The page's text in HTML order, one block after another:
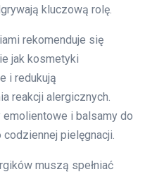
kluczową rolę.
rekomenduje się
jak kosmetyki
i redukują
reakcji alergicznych.
emolientowe i balsamy do
pielęgnacji.
muszą spełniać